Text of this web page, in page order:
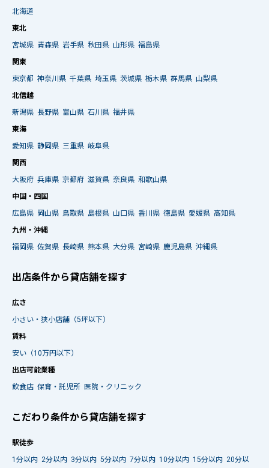
北海道
東北
宮城県 青森県 岩手県 秋田県 山形県 福島県
関東
東京都 神奈川県 千葉県 埼玉県 茨城県 栃木県 群馬県 山梨県
北信越
新潟県 長野県 富山県 石川県 福井県
東海
愛知県 静岡県 三重県 岐阜県
関西
大阪府 兵庫県 京都府 滋賀県 奈良県 和歌山県
中国・四国
広島県 岡山県 鳥取県 島根県 山口県 香川県 徳島県 愛媛県 高知県
九州・沖縄
福岡県 佐賀県 長崎県 熊本県 大分県 宮崎県 鹿児島県 沖縄県
出店条件から貸店舗を探す
広さ
小さい・狭小店舗（5坪以下）
賃料
安い（10万円以下）
出店可能業種
飲食店 保育・託児所 医院・クリニック
こだわり条件から貸店舗を探す
駅徒歩
1分以内 2分以内 3分以内 5分以内 7分以内 10分以内 15分以内 20分以